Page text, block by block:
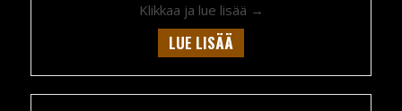
Klikkaa ja lue lisää →
LUE LISÄÄ